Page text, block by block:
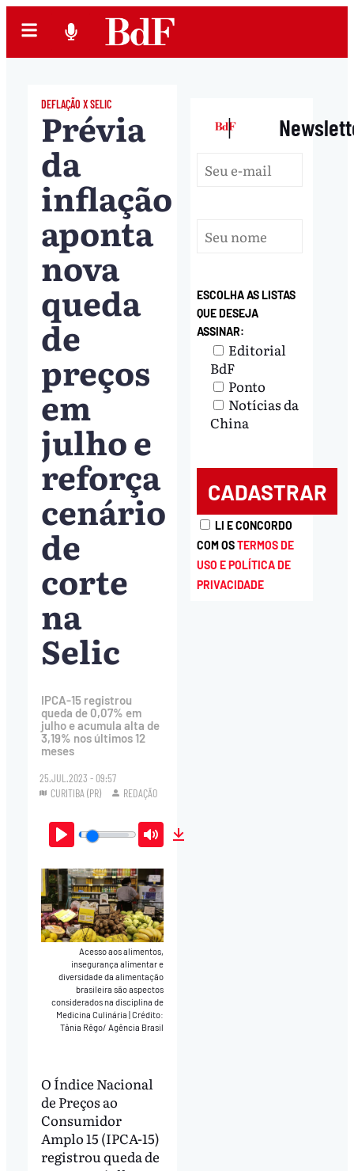
DEFLAÇÃO X SELIC
Prévia
da
inflação
aponta
nova
queda
de
preços
em
julho e
reforça
cenário
de
corte
na
Selic
IPCA-15 registrou
queda de 0,07% em
julho e acumula alta de
3,19% nos últimos 12
meses
25.JUL.2023 - 09:57
CURITIBA (PR)
REDAÇÃO
Play Mute
Acesso aos alimentos,
insegurança alimentar e
diversidade da alimentação
brasileira são aspectos
considerados na disciplina de
Medicina Culinária|Crédito:
Tânia Rêgo/ Agência Brasil
O Índice Nacional
de Preços ao
Consumidor
Amplo 15 (IPCA-15)
registrou queda de
|
ESCOLHA AS LISTAS
QUE DESEJA
ASSINAR:
Editorial
BdF
Ponto
Notícias da
China
LI E CONCORDO
COM OSTERMOS DE
USO E POLÍTICA DE
PRIVACIDADE